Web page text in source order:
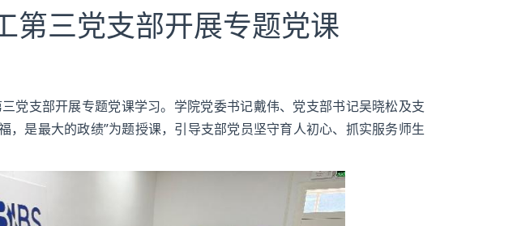
第三党支部开展专题党课
党支部开展专题党课学习。学院党委书记戴伟、党支部书记吴晓松及支
，是最大的政绩”为题授课，引导支部党员坚守育人初心、抓实服务师生